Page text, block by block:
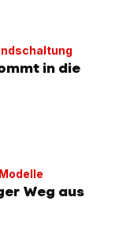
in die
Weg aus